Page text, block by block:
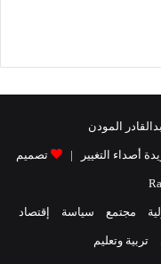
المودن
تصميم
مجتمع سياسة إقتصاد
تربية وتعليم